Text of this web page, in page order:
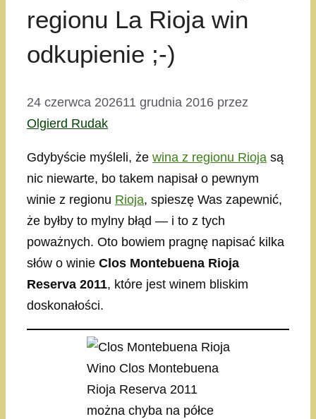
regionu La Rioja win
odkupienie ;-)
24 czerwca 202611 grudnia 2016 przez
Olgierd Rudak
Gdybyście myśleli, że wina z regionu Rioja są
nic niewarte, bo takem napisał o pewnym
winie z regionu Rioja, spieszę Was zapewnić,
że byłby to mylny błąd — i to z tych
poważnych. Oto bowiem pragnę napisać kilka
słów o winie Clos Montebuena Rioja
Reserva 2011, które jest winem bliskim
doskonałości.
Wino Clos Montebuena
Rioja Reserva 2011
można chyba na półce